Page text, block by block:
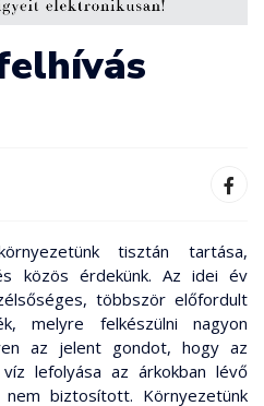
tisztán tartása,
közös érdekünk. Az idei év
többször előfordult
melyre felkészülni nagyon
az jelent gondot, hogy az
lefolyása az árkokban lévő
biztosított. Környezetünk